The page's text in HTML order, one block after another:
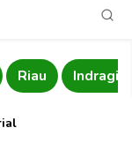
Indragiri Hulu